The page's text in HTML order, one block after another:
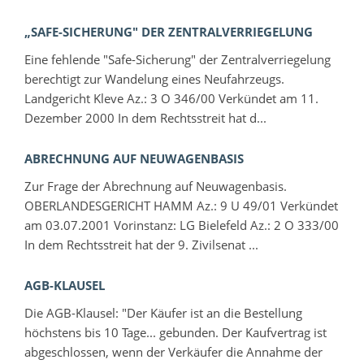
„SAFE-SICHERUNG" DER ZENTRALVERRIEGELUNG
Eine fehlende "Safe-Sicherung" der Zentralverriegelung
berechtigt zur Wandelung eines Neufahrzeugs.
Landgericht Kleve Az.: 3 O 346/00 Verkündet am 11.
Dezember 2000 In dem Rechtsstreit hat d...
ABRECHNUNG AUF NEUWAGENBASIS
Zur Frage der Abrechnung auf Neuwagenbasis.
OBERLANDESGERICHT HAMM Az.: 9 U 49/01 Verkündet
am 03.07.2001 Vorinstanz: LG Bielefeld Az.: 2 O 333/00
In dem Rechtsstreit hat der 9. Zivilsenat ...
AGB-KLAUSEL
Die AGB-Klausel: "Der Käufer ist an die Bestellung
höchstens bis 10 Tage... gebunden. Der Kaufvertrag ist
abgeschlossen, wenn der Verkäufer die Annahme der